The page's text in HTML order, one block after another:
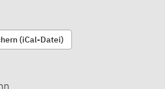
(iCal-Datei)